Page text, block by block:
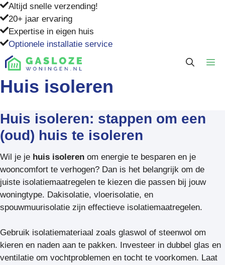
Ga
naar
de
inhoud
Altijd snelle verzending!
20+ jaar ervaring
Expertise in eigen huis
Optionele installatie service
Huis isoleren
Huis isoleren: stappen om een
(oud) huis te isoleren
Wil je je huis isoleren om energie te besparen en je
wooncomfort te verhogen? Dan is het belangrijk om de
juiste isolatiemaatregelen te kiezen die passen bij jouw
woningtype. Dakisolatie, vloerisolatie, en
spouwmuurisolatie zijn effectieve isolatiemaatregelen.
Gebruik isolatiemateriaal zoals glaswol of steenwol om
kieren en naden aan te pakken. Investeer in dubbel glas en
ventilatie om vochtproblemen en tocht te voorkomen. Laat